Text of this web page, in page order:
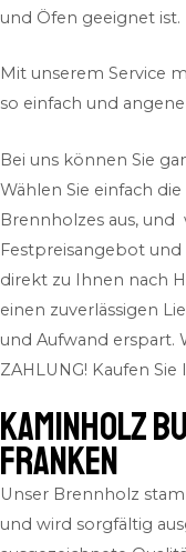
und Öfen geeignet ist.
Mit unserem Service
so einfach und
Bei uns können Sie
Wählen Sie einfach
Brennholzes aus,
Festpreisangebot
direkt zu Ihnen nach
einen zuverlässigen
und Aufwand erspart.
ZAHLUNG! Kaufen Sie
Kaminholz
Franken
Unser Brennholz
und wird sorgfältig